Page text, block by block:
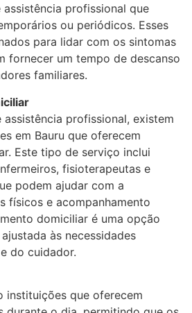
profissional que
ou periódicos. Esses
para lidar com os sintomas
fornecer um tempo de descanso
familiares.
profissional, existem
em Bauru que oferecem
Este tipo de serviço inclui
fisioterapeutas e
podem ajudar com a
físicos e acompanhamento
domiciliar é uma opção
às necessidades
do cuidador.
instituições que oferecem